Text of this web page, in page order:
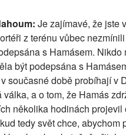
Je zajímavé, že jste
z terénu vůbec
s Hamásem. Nikdo
být podepsána s
současné době probíhají v
a o tom, že Hamás
několika hodinách projevil
tedy svět chce, abychom